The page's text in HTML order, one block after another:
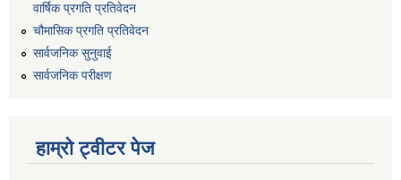
वार्षिक प्रगति प्रतिवेदन
चौमासिक प्रगति प्रतिवेदन
सार्वजनिक सुनुवाई
सार्वजनिक परीक्षण
हाम्रो ट्वीटर पेज